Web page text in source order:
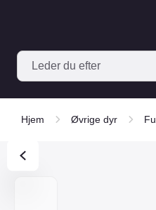
Hjem Øvrige dyr